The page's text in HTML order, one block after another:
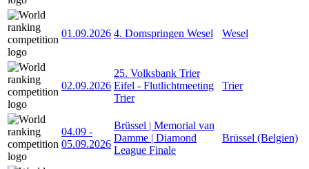
01.09.2026 4. Domspringen Wesel Wesel
02.09.2026
25. Volksbank Trier
Eifel - Flutlichtmeeting
Trier
Trier
04.09 -
05.09.2026
Brüssel | Memorial van
Damme | Diamond
League Finale
Brüssel (Belgien)